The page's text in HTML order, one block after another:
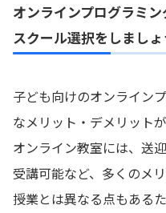
オンラインプログラミ
スクール選択をしましょ
子ども向けのオンライン
なメリット・デメリットが
オンライン教室には、送
受講可能など、多くのメ
授業とは異なる点もある